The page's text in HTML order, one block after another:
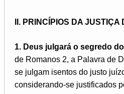
II. PRINCÍPIOS DA JUSTIÇA
1. Deus julgará o segredo
de Romanos 2, a Palavra de
se julgam isentos do justo
considerando-se justificados